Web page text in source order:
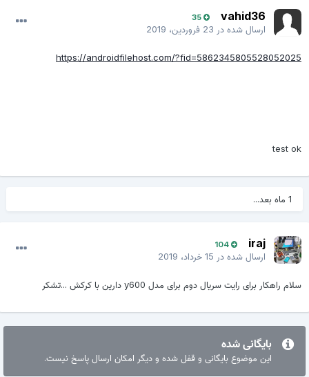
vahid36
35
ارسال شده در23 فروردین، 2019
https://androidfilehost.com/?fid=5862345805528052025
test ok
iraj
104
ارسال شده در15 خرداد، 2019
سلام راهکار برای رایت سریال دوم برای مدل y600 دارین با کرکش ...تشکر
بایگانی شده
این موضوع بایگانی و قفل شده و دیگر امکان ارسال پاسخ نیست.